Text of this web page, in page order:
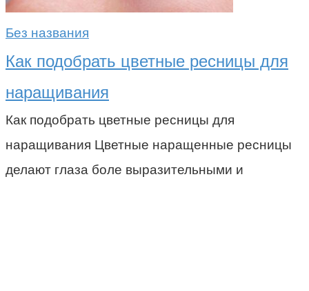
Без названия
Как подобрать цветные ресницы для
наращивания
Как подобрать цветные ресницы для
наращивания Цветные наращенные ресницы
делают глаза боле выразительными и